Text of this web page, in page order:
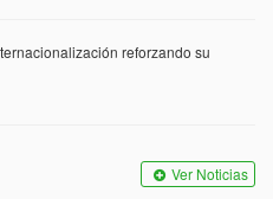
reforzando su
Ver Noticias